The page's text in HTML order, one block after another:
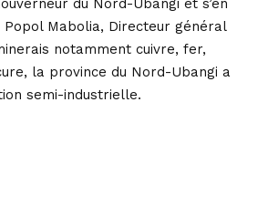
du Nord-Ubangi et s’en
Mabolia, Directeur général
notamment cuivre, fer,
la province du Nord-Ubangi a
semi-industrielle.